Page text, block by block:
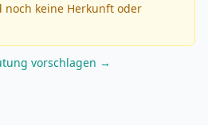
noch keine Herkunft oder
vorschlagen →